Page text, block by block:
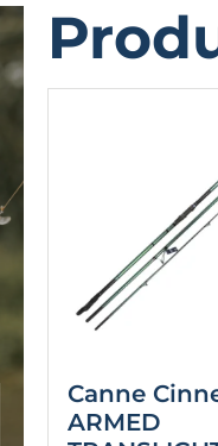
Canne
ARMED